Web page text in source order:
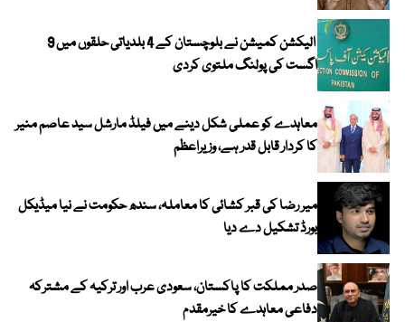
الیکشن کمیشن نے بلوچستان کے 4 بلدیاتی حلقوں میں 9
اگست کی پولنگ ملتوی کردی
معاہدے کو عملی شکل دینے میں فیلڈ مارشل سید عاصم منیر
کا کردار قابل قدر ہے، وزیراعظم
میر رضا کی قبر کشائی کا معاملہ، سندھ حکومت نے نیا میڈیکل
بورڈ تشکیل دے دیا
صدر مملکت کا پاکستان، سعودی عرب اور ترکیہ کے مشترکہ
دفاعی معاہدے کا خیرمقدم